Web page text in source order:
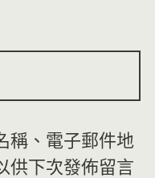
稱、電子郵件地
供下次發佈留言